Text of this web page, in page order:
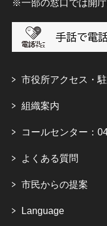
※一部の窓口では開
市役所アクセス・
組織案内
コールセンター：
よくある質問
市民からの提案
Language